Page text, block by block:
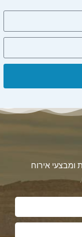
ומבצעי אירוח